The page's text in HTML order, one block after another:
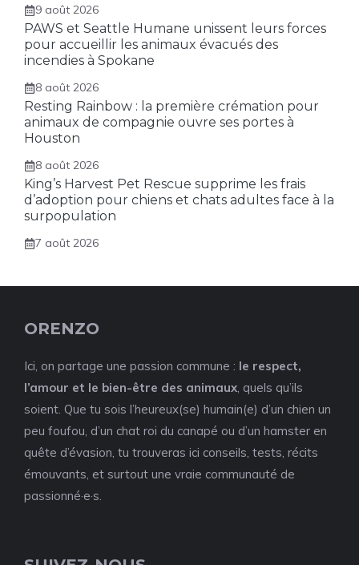
9 août 2026
PAWS et Seattle Humane unissent leurs forces
pour accueillir les animaux évacués des
incendies à Spokane
8 août 2026
Resting Rainbow : la première crémation pour
animaux de compagnie ouvre ses portes à
Houston
8 août 2026
King’s Harvest Pet Rescue supprime les frais
d’adoption pour chiens et chats adultes face à la
surpopulation
7 août 2026
ORENZO
Ici, on partage une passion commune : le respect,
l’amour et le bien-être des animaux, quels qu’ils
soient. Que tu sois l’heureux(se) humain(e) d’un chien un
peu foufou, d’un chat roi du canapé ou d’un hamster en
quête d’évasion, tu trouveras ici conseils, tests, récits
émouvants, et surtout une vraie communauté de
passionné·e·s.